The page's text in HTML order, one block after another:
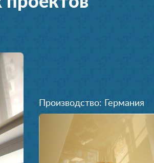
Производство: Германия